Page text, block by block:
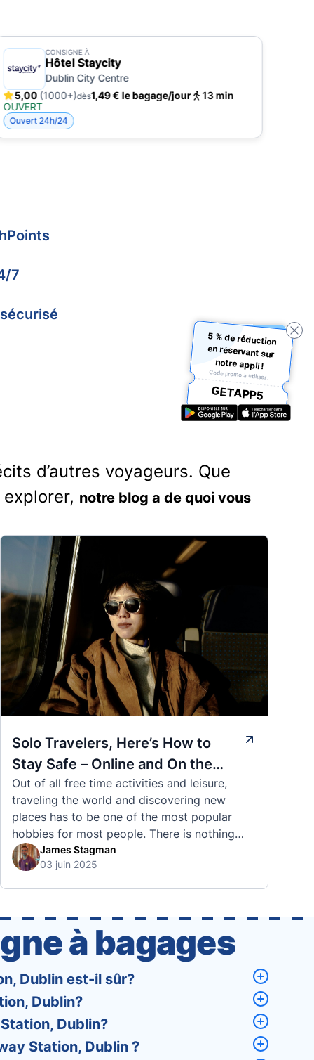
CONSIGNE À
Hôtel Staycity
Dublin City Centre
5,00 (1000+)dès1,49 € le bagage/jour
13 min
OUVERT
Ouvert 24h/24
7
d’autres voyageurs. Que
notre blog a de quoi vous
Solo Travelers, Here’s How to
Stay Safe – Online and On the
Road
Out of all free time activities and leisure,
traveling the world and discovering new
places has to be one of the most popular
hobbies for most people. There is nothing
quite like visiting a brand new city, country,
or region and experiencing the culture, the
James Stagman
03 juin 2025
à bagages
Dublin est-il sûr?
Dublin?
Dublin?
Station, Dublin ?
5 % de réduction
en réservant sur
notre appli !
Code promo à utiliser :
GETAPP5